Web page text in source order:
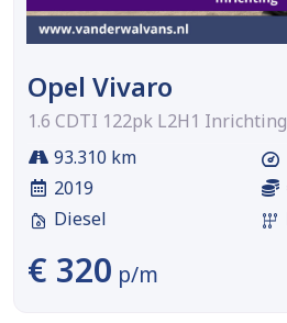
Opel Vivaro
1.6 CDTI 122pk L2H1
93.310 km
2019
Diesel
€ 320 p/m